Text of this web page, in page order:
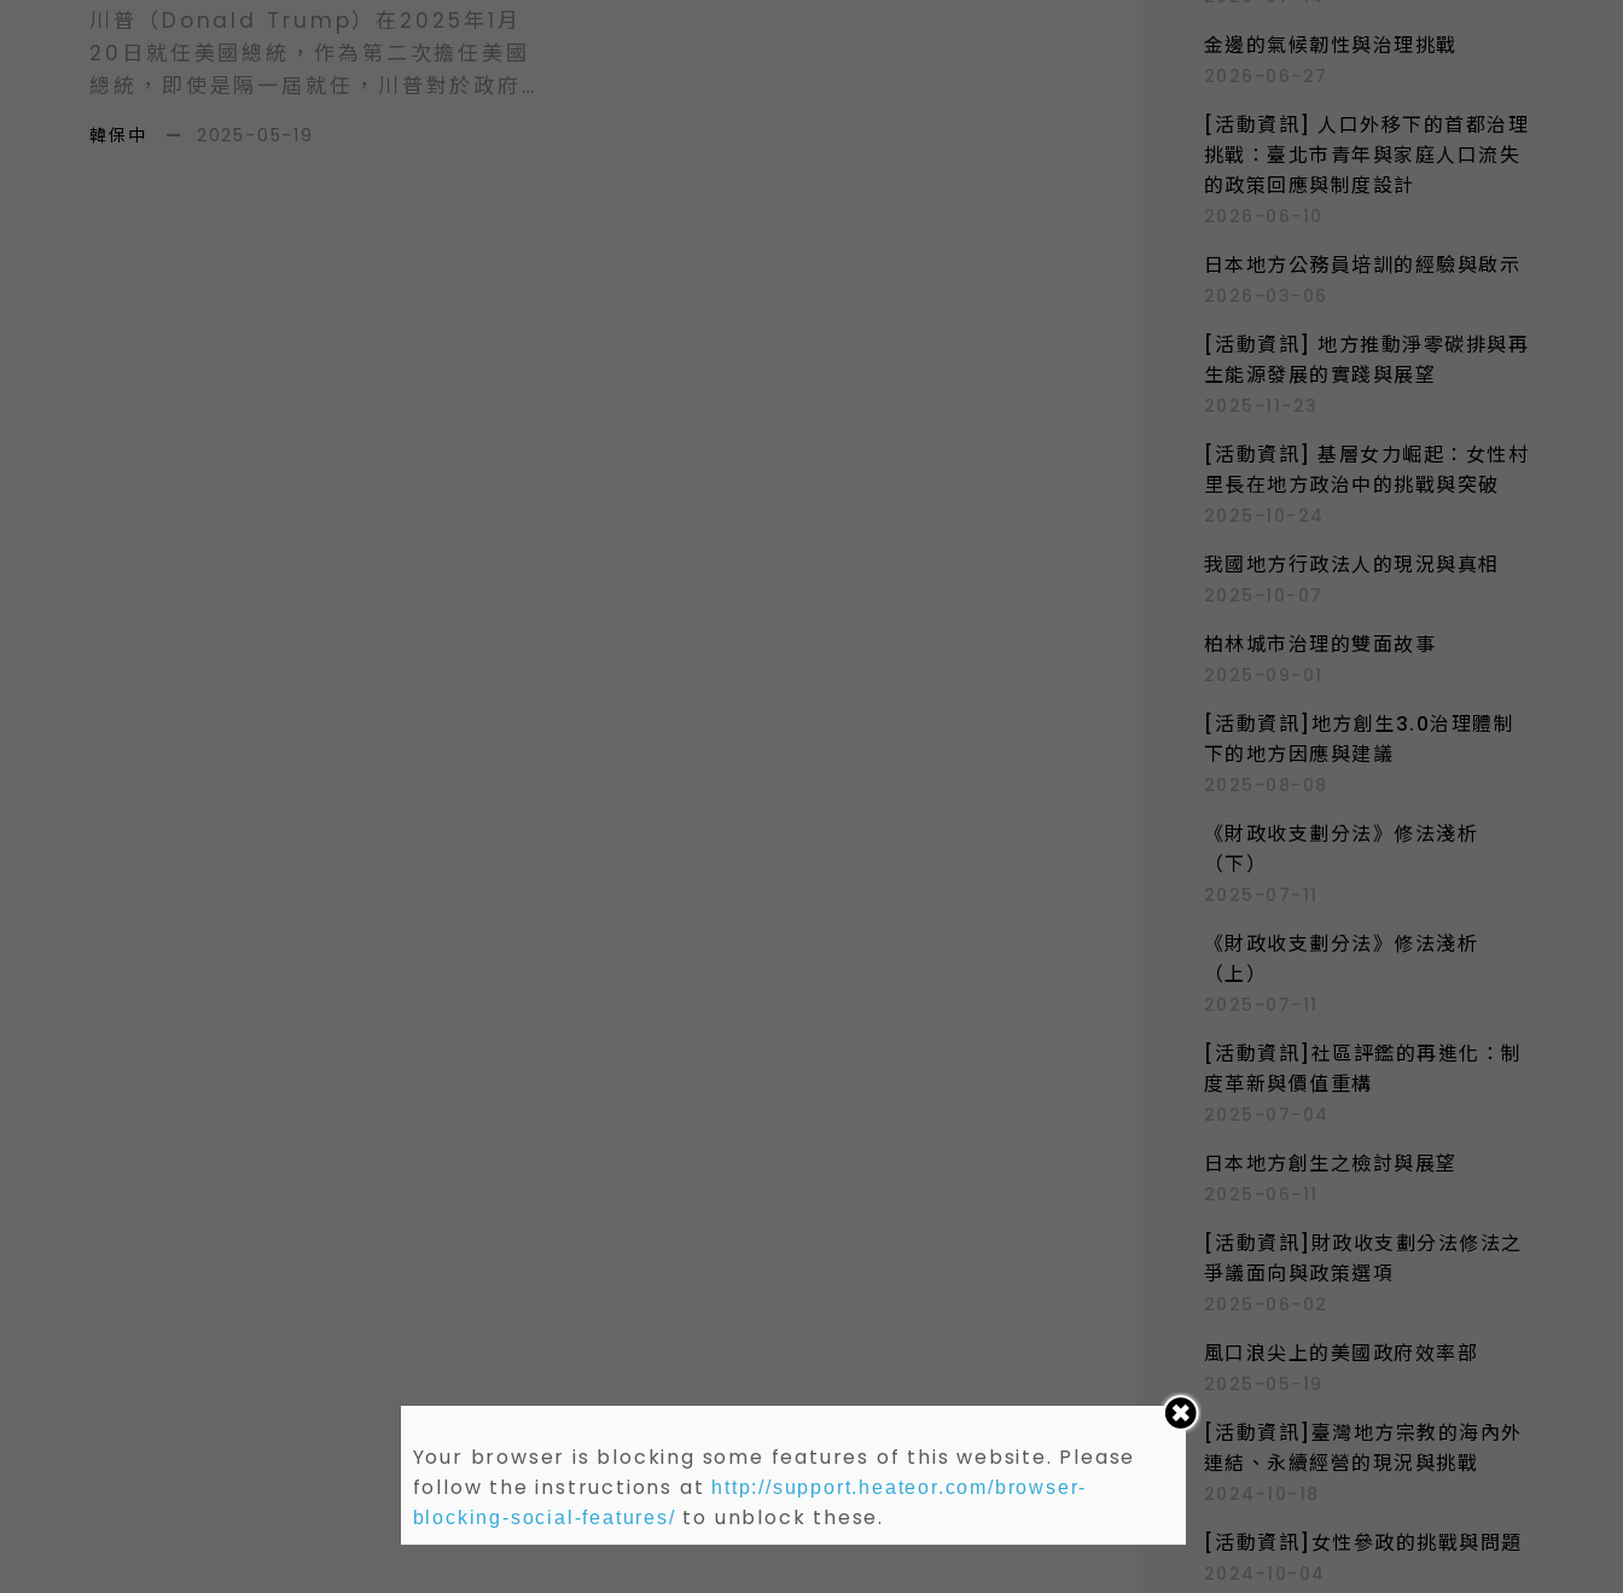
川普（Donald Trump）在2025年1月
20日就任美國總統，作為第二次擔任美國
總統，即使是隔一屆就任，川普對於政府
方法，仍讓人有震撼與驚訝之感，亦可見
韓保中 — 2025-05-19
:
金邊的氣候韌性與治理挑戰
2026-06-27
[活動資訊] 人口外移下的首都治理
挑戰：臺北市青年與家庭人口流失
的政策回應與制度設計
2026-06-10
日本地方公務員培訓的經驗與啟示
2026-03-06
[活動資訊] 地方推動淨零碳排與再
生能源發展的實踐與展望
2025-11-23
[活動資訊] 基層女力崛起：女性村
里長在地方政治中的挑戰與突破
2025-10-24
我國地方行政法人的現況與真相
2025-10-07
柏林城市治理的雙面故事
2025-09-01
[活動資訊]地方創生3.0治理體制
下的地方因應與建議
2025-08-08
《財政收支劃分法》修法淺析
（下）
2025-07-11
《財政收支劃分法》修法淺析
（上）
2025-07-11
[活動資訊]社區評鑑的再進化：制
度革新與價值重構
2025-07-04
日本地方創生之檢討與展望
2025-06-11
[活動資訊]財政收支劃分法修法之
爭議面向與政策選項
2025-06-02
風口浪尖上的美國政府效率部
2025-05-19
[活動資訊]臺灣地方宗教的海內外
連結、永續經營的現況與挑戰
2024-10-18
[活動資訊]女性參政的挑戰與問題
2024-10-04
Your browser is blocking some features of this website. Please
follow the instructions at http://support.heateor.com/browser-
blocking-social-features/ to unblock these.